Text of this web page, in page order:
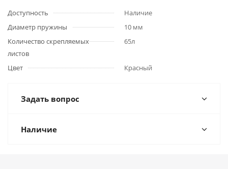
Доступность
Наличие
Диаметр пружины
10 мм
Количество скрепляемых
листов
65л
Цвет Красный
Задать вопрос
Наличие